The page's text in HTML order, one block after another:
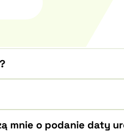
mnie o podanie daty